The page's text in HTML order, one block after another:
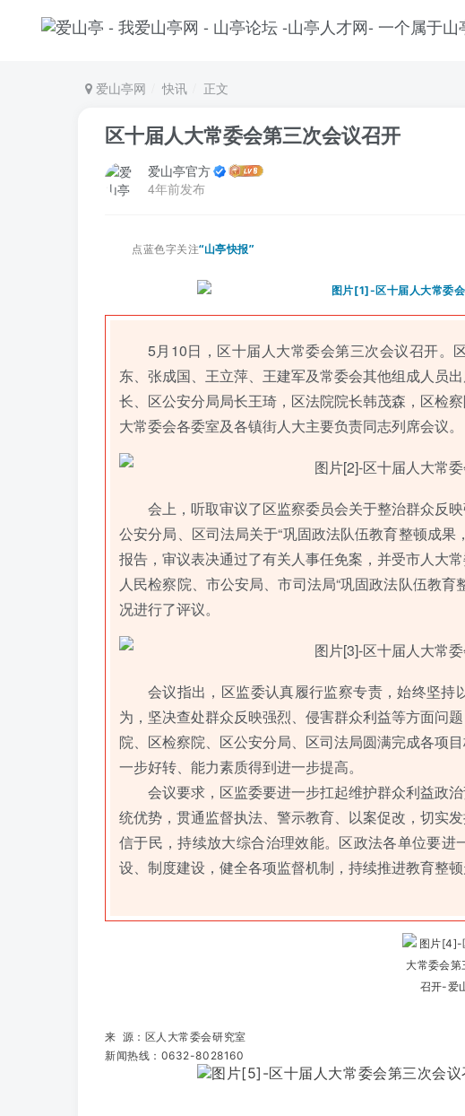
爱山亭网 快讯 正文
区十届人大常委会第三次会议召开
爱山亭官方
4年前发布
点蓝色字关注“山亭快报”
5月10日，区十届人大常委会第三次会议召开。
东、张成国、王立萍、王建军及常委会其他组成人员
长、区公安分局局长王琦，区法院院长韩茂森，区检
大常委会各委室及各镇街人大主要负责同志列席会议。
会上，听取审议了区监察委员会关于整治群众反
公安分局、区司法局关于“巩固政法队伍教育整顿成
报告，审议表决通过了有关人事任免案，并受市人大
人民检察院、市公安局、市司法局“巩固政法队伍教
况进行了评议。
会议指出，区监委认真履行监察专责，始终坚
为，坚决查处群众反映强烈、侵害群众利益等方面问
院、区检察院、区公安分局、区司法局圆满完成各项
一步好转、能力素质得到进一步提高。
会议要求，区监委要进一步扛起维护群众利益政
统优势，贯通监督执法、警示教育、以案促改，切实
信于民，持续放大综合治理效能。区政法各单位要
设、制度建设，健全各项监督机制，持续推进教育整
来 源： 区人大常委会研究室
新闻热线：0632-8028160